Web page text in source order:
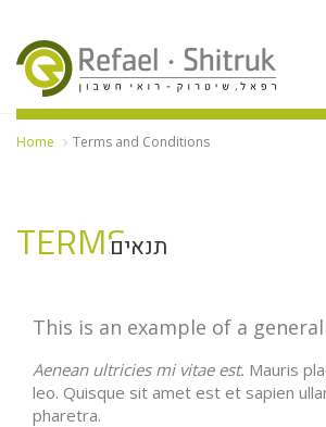
Home Terms and Conditions
TERMSתנאים
This is an example of a
Aenean ultricies mi vitae est. Mauris
leo. Quisque sit amet est et sapien
pharetra.